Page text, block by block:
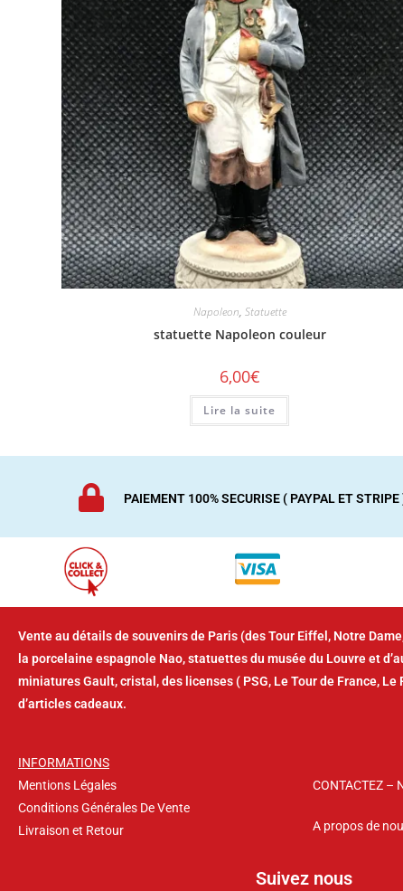
Napoleon, Statuette
statuette Napoleon couleur
6,00€
Lire la suite
PAIEMENT 100% SECURISE ( PAYPAL ET STRIPE
Vente au détails de souvenirs de Paris (des Tour Eiffel, Notre
la porcelaine espagnole Nao, statuettes du musée du Louvre et
miniatures Gault, cristal, des licenses ( PSG, Le Tour de France,
d’articles cadeaux.
INFORMATIONS
Mentions Légales
Conditions Générales De Vente
Livraison et Retour
CONTACTEZ –
A propos de
Suivez nous